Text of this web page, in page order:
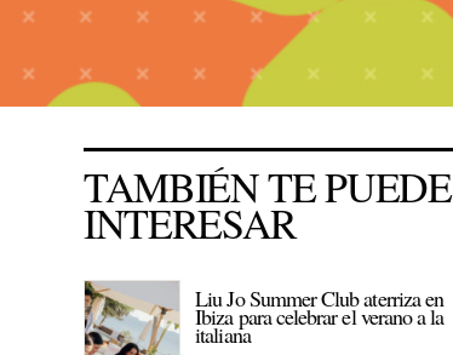
TAMBIÉN TE PUEDE
INTERESAR
Liu Jo Summer Club aterriza en
Ibiza para celebrar el verano a la
italiana